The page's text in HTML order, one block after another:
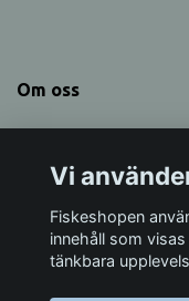
Om oss
Sociala medier
Vi
Fiskeshopen
innehåll som
tänkbara